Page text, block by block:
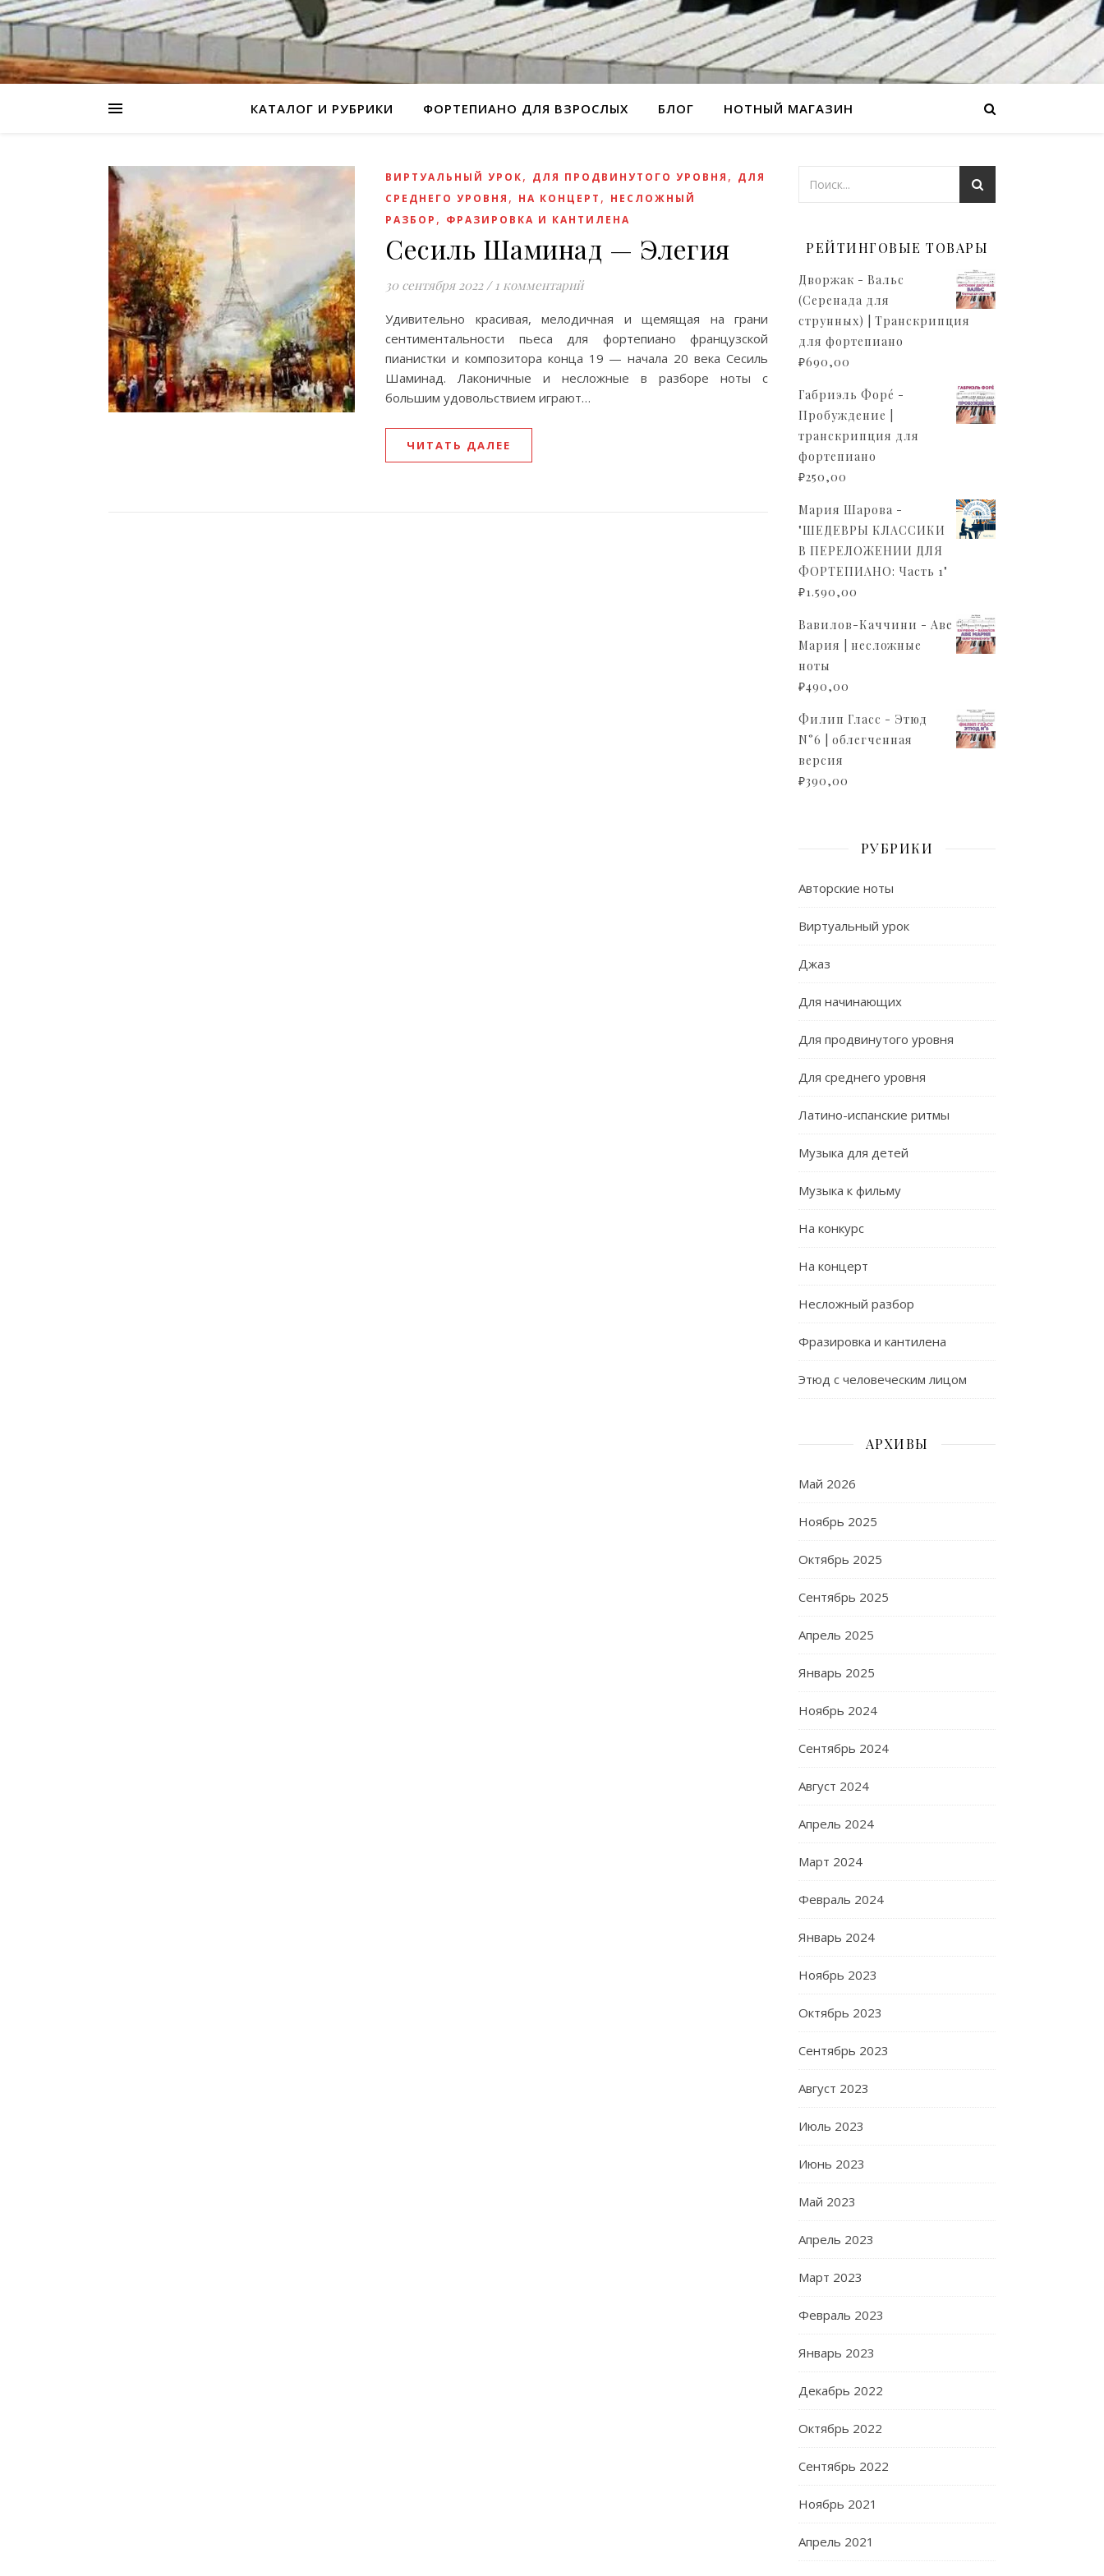
КАТАЛОГ И РУБРИКИ ФОРТЕПИАНО ДЛЯ ВЗРОСЛЫХ БЛОГ НОТНЫЙ МАГАЗИН
ВИРТУАЛЬНЫЙ УРОК, ДЛЯ ПРОДВИНУТОГО УРОВНЯ , ДЛЯ
СРЕДНЕГО УРОВНЯ , НА КОНЦЕРТ , НЕСЛОЖНЫЙ
РАЗБОР , ФРАЗИРОВКА И КАНТИЛЕНА
Сесиль Шаминад — Элегия
30 сентября 2022 / 1 комментарий
Удивительно красивая, мелодичная и щемящая на грани
сентиментальности пьеса для фортепиано французской
пианистки и композитора конца 19 — начала 20 века Сесиль
Шаминад. Лаконичные и несложные в разборе ноты с
большим удовольствием играют…
ЧИТАТЬ ДАЛЕЕ
РЕЙТИНГОВЫЕ ТОВАРЫ
Дворжак - Вальс
(Серенада для
струнных) | Транскрипция
для фортепиано
₽690,00
Габриэль Форé -
Пробуждение |
транскрипция для
фортепиано
₽250,00
Мария Шарова -
"ШЕДЕВРЫ КЛАССИКИ
В ПЕРЕЛОЖЕНИИ ДЛЯ
ФОРТЕПИАНО: Часть 1"
₽1.590,00
Вавилов-Каччини - Аве
Мария | несложные
ноты
₽490,00
Филип Гласс - Этюд
N°6 | облегченная
версия
₽390,00
РУБРИКИ
Авторские ноты
Виртуальный урок
Джаз
Для начинающих
Для продвинутого уровня
Для среднего уровня
Латино-испанские ритмы
Музыка для детей
Музыка к фильму
На конкурс
На концерт
Несложный разбор
Фразировка и кантилена
Этюд с человеческим лицом
АРХИВЫ
Май 2026
Ноябрь 2025
Октябрь 2025
Сентябрь 2025
Апрель 2025
Январь 2025
Ноябрь 2024
Сентябрь 2024
Август 2024
Апрель 2024
Март 2024
Февраль 2024
Январь 2024
Ноябрь 2023
Октябрь 2023
Сентябрь 2023
Август 2023
Июль 2023
Июнь 2023
Май 2023
Апрель 2023
Март 2023
Февраль 2023
Январь 2023
Декабрь 2022
Октябрь 2022
Сентябрь 2022
Ноябрь 2021
Апрель 2021